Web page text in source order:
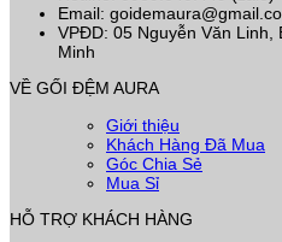
Email:
VPĐD: 05 Nguyễn Văn
Minh
VỀ GỐI ĐỆM AURA
Giới thiệu
Khách Hàng Đã Mua
Góc Chia Sẻ
Mua Sỉ
HỖ TRỢ KHÁCH HÀNG